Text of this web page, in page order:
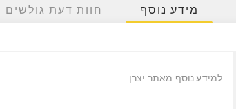
מידע נוסף חוות דעת גולשים
למידע נוסף מאתר יצרן